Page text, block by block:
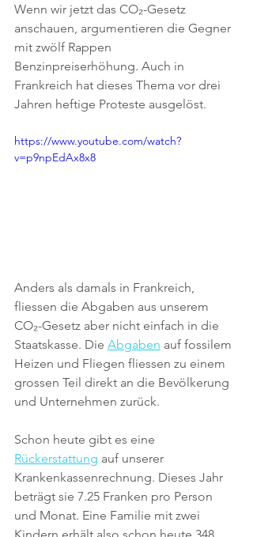
Wenn wir jetzt das CO₂-Gesetz
anschauen, argumentieren die Gegner
mit zwölf Rappen
Benzinpreiserhöhung. Auch in
Frankreich hat dieses Thema vor drei
Jahren heftige Proteste ausgelöst.
https://www.youtube.com/watch?
v=p9npEdAx8x8
Anders als damals in Frankreich,
fliessen die Abgaben aus unserem
CO₂-Gesetz aber nicht einfach in die
Staatskasse. Die Abgaben auf fossilem
Heizen und Fliegen fliessen zu einem
grossen Teil direkt an die Bevölkerung
und Unternehmen zurück.
Schon heute gibt es eine
Rückerstattung auf unserer
Krankenkassenrechnung. Dieses Jahr
beträgt sie 7.25 Franken pro Person
und Monat. Eine Familie mit zwei